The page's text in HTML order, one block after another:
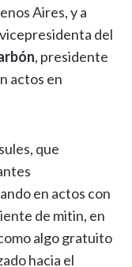
Aires, y a
del
, presidente
actos en
que
en actos con
de mitin, en
algo gratuito
hacia el